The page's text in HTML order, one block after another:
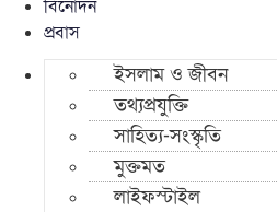
বিনোদন
প্রবাস
ইসলাম ও জীবন
তথ্যপ্রযুক্তি
সাহিত্য-সংস্কৃতি
মুক্তমত
লাইফস্টাইল